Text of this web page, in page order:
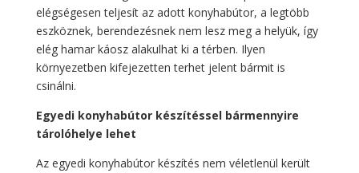
elégségesen teljesít az adott konyhabútor, a legtöbb
eszköznek, berendezésnek nem lesz meg a helyük, így
elég hamar káosz alakulhat ki a térben. Ilyen
környezetben kifejezetten terhet jelent bármit is
csinálni.
Egyedi konyhabútor készítéssel bármennyire
tárolóhelye lehet
Az egyedi konyhabútor készítés nem véletlenül került